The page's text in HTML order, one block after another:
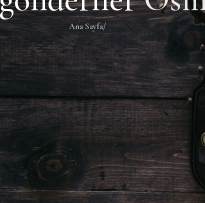
Ana Sayfa/
bulmanıza yardımcı olacaktır.